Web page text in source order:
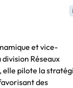
et vice-
Réseaux
elle pilote la
des